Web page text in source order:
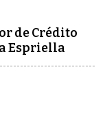
de Crédito
Espriella